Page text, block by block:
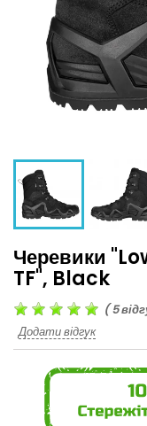
Черевики
TF", Black
(5
Додати відгук